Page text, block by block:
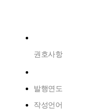
권호사항
발행연도
작성언어